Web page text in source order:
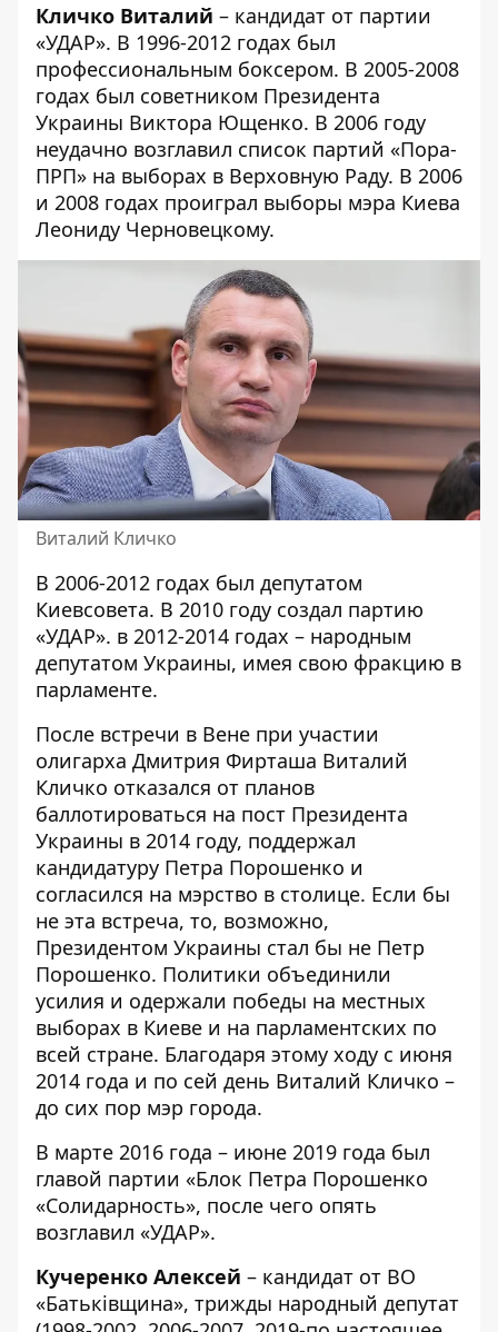
Кличко Виталий – кандидат от партии
«УДАР». В 1996-2012 годах был
профессиональным боксером. В 2005-2008
годах был советником Президента
Украины Виктора Ющенко. В 2006 году
неудачно возглавил список партий «Пора-
ПРП» на выборах в Верховную Раду. В 2006
и 2008 годах проиграл выборы мэра Киева
Леониду Черновецкому.
Виталий Кличко
В 2006-2012 годах был депутатом
Киевсовета. В 2010 году создал партию
«УДАР». в 2012-2014 годах – народным
депутатом Украины, имея свою фракцию в
парламенте.
После встречи в Вене при участии
олигарха Дмитрия Фирташа Виталий
Кличко отказался от планов
баллотироваться на пост Президента
Украины в 2014 году, поддержал
кандидатуру Петра Порошенко и
согласился на мэрство в столице. Если бы
не эта встреча, то, возможно,
Президентом Украины стал бы не Петр
Порошенко. Политики объединили
усилия и одержали победы на местных
выборах в Киеве и на парламентских по
всей стране. Благодаря этому ходу с июня
2014 года и по сей день Виталий Кличко –
до сих пор мэр города.
В марте 2016 года – июне 2019 года был
главой партии «Блок Петра Порошенко
«Солидарность», после чего опять
возглавил «УДАР».
Кучеренко Алексей – кандидат от ВО
«Батьківщина», трижды народный депутат